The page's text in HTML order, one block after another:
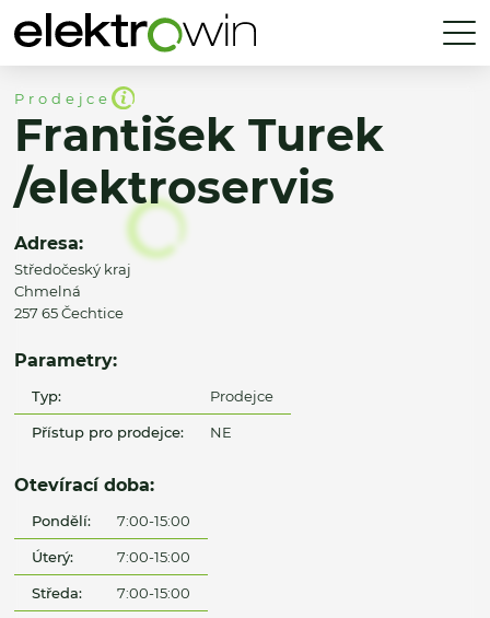
Prodejce
František Turek
/elektroservis
Adresa:
Středočeský kraj
Chmelná
257 65 Čechtice
Parametry:
Typ: Prodejce
Přístup pro prodejce: NE
Otevírací doba:
Pondělí: 7:00-15:00
Úterý: 7:00-15:00
Středa: 7:00-15:00